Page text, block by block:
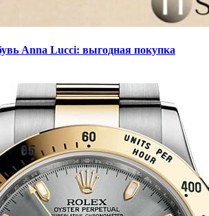
Anna Lucci: выгодная покупка